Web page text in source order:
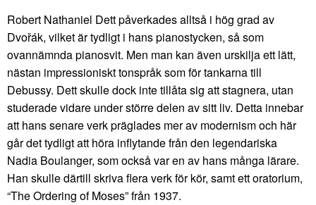
Robert Nathaniel Dett påverkades alltså i hög grad av
Dvořák, vilket är tydligt i hans pianostycken, så som
ovannämnda pianosvit. Men man kan även urskilja ett lätt,
nästan impressioniskt tonspråk som för tankarna till
Debussy. Dett skulle dock inte tillåta sig att stagnera, utan
studerade vidare under större delen av sitt liv. Detta innebar
att hans senare verk präglades mer av modernism och här
går det tydligt att höra inflytande från den legendariska
Nadia Boulanger, som också var en av hans många lärare.
Han skulle därtill skriva flera verk för kör, samt ett oratorium,
“The Ordering of Moses” från 1937.